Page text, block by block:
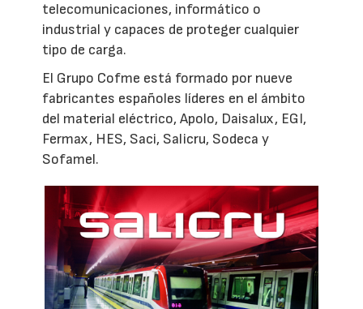
telecomunicaciones, informático o
industrial y capaces de proteger cualquier
tipo de carga.
El Grupo Cofme está formado por nueve
fabricantes españoles líderes en el ámbito
del material eléctrico, Apolo, Daisalux, EGI,
Fermax, HES, Saci, Salicru, Sodeca y
Sofamel.